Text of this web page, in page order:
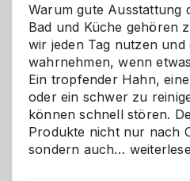
Warum gute Ausstattung
Bad und Küche gehören
wir jeden Tag nutzen
wahrnehmen, wenn
Ein tropfender Hahn,
oder ein schwer zu
können schnell stören.
Produkte nicht nur nach
sondern auch… Bad